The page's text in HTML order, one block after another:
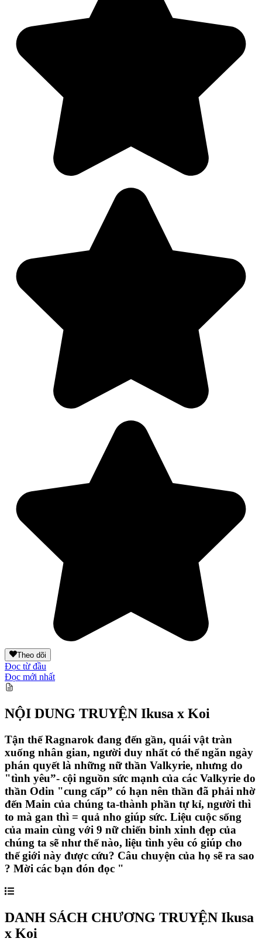
Theo dõi
Đọc từ đầu
Đọc mới nhất
NỘI DUNG TRUYỆN Ikusa x Koi
Tận thế Ragnarok đang đến gần, quái vật tràn
xuống nhân gian, người duy nhất có thể ngăn ngày
phán quyết là những nữ thần Valkyrie, nhưng do
"tình yêu”- cội nguồn sức mạnh của các Valkyrie do
thần Odin "cung cấp” có hạn nên thần đã phải nhờ
đến Main của chúng ta-thành phần tự kỉ, người thì
to mà gan thì = quả nho giúp sức. Liệu cuộc sống
của main cùng với 9 nữ chiến binh xinh đẹp của
chúng ta sẽ như thế nào, liệu tình yêu có giúp cho
thế giới này được cứu? Câu chuyện của họ sẽ ra sao
? Mời các bạn đón đọc "
DANH SÁCH CHƯƠNG TRUYỆN Ikusa
x Koi